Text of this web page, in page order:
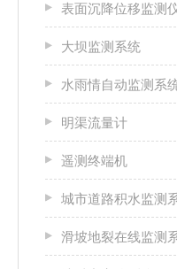
表面沉降位移监测
大坝监测系统
水雨情自动监测系
明渠流量计
遥测终端机
城市道路积水监测
滑坡地裂在线监测